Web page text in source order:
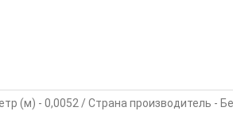
(м) - 0,0052 / Страна производитель -